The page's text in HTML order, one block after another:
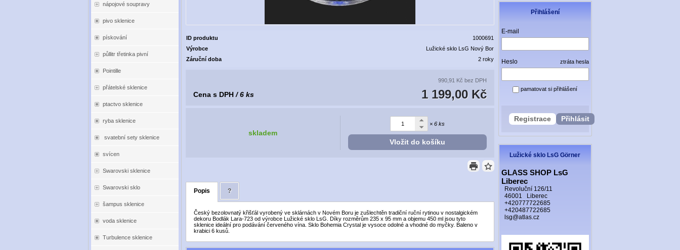
nápojové soupravy
pivo sklenice
pískování
půllitr třetinka pivní
Pointille
přátelské sklenice
ptactvo sklenice
ryba sklenice
svatební sety sklenice
svícen
Swarovski sklenice
Swarovski sklo
šampus sklenice
voda sklenice
Turbulence sklenice
Přihlášení
E-mail
Heslo ztráta hesla
pamatovat si přihlášení
Registrace Přihlásit
Lužické sklo LsG Görner
GLASS SHOP LsG
Liberec
Revoluční 126/11
46001 Liberec
+420777722685
+420487722685
lsg@atlas.cz
ID produktu
1000691
Výrobce
Lužické sklo LsG Nový Bor
Záruční doba
2 roky
990,91 Kč bez DPH
1 199,00 Kč
Cena s DPH / 6 ks
skladem
× 6 ks
Vložit do košíku
Popis ?
Český bezolovnatý křišťál vyrobený ve sklárnách v Novém Boru je zušlechtěn tradiční ruční rytinou v nostalgickém
dekoru Bodlák Lara-723 od výrobce Lužické sklo LsG. Díky rozměrům 235 x 95 mm a objemu 450 ml jsou tyto
sklenice ideální pro podávání červeného vína. Sklo Bohemia Crystal je vysoce odolné a vhodné do myčky. Baleno v
krabici 6 kusů.